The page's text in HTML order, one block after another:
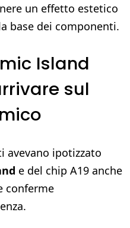
un effetto estetico
base dei componenti.
Island
sul
avevano ipotizzato
e del chip A19 anche
conferme